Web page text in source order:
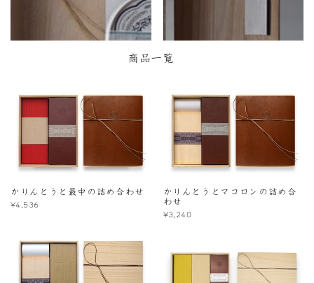
商品一覧
かりんとうと最中の詰め合わせ
¥4,536
かりんとうとマコロンの詰め合
わせ
¥3,240